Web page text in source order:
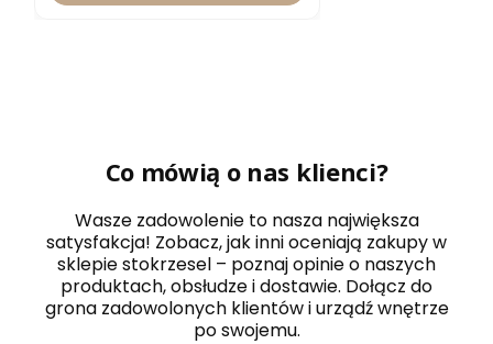
Co mówią o nas klienci?
Wasze zadowolenie to nasza największa
satysfakcja! Zobacz, jak inni oceniają zakupy w
sklepie stokrzesel – poznaj opinie o naszych
produktach, obsłudze i dostawie. Dołącz do
grona zadowolonych klientów i urządź wnętrze
po swojemu.